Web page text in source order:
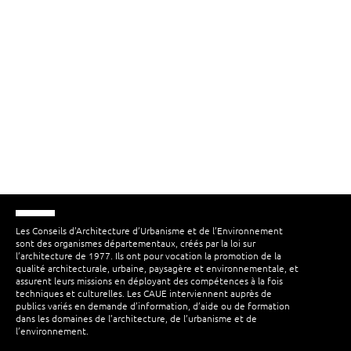
Les Conseils d’Architecture d’Urbanisme et de l’Environnement
sont des organismes départementaux, créés par la loi sur
l’architecture de 1977. Ils ont pour vocation la promotion de la
qualité architecturale, urbaine, paysagère et environnementale, et
assurent leurs missions en déployant des compétences à la fois
techniques et culturelles. Les CAUE interviennent auprès de
publics variés en demande d’information, d’aide ou de formation
dans les domaines de l’architecture, de l’urbanisme et de
l’environnement.